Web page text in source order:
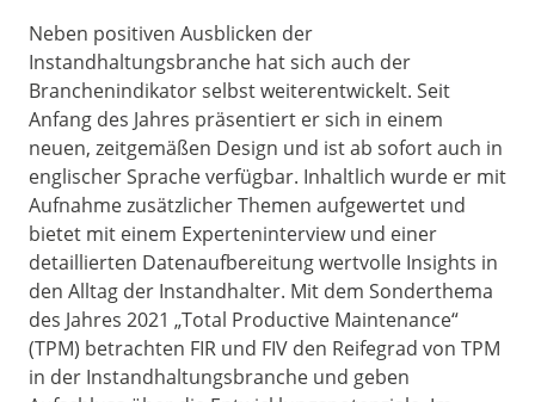
Neben positiven Ausblicken der
Instandhaltungsbranche hat sich auch der
Branchenindikator selbst weiterentwickelt. Seit
Anfang des Jahres präsentiert er sich in einem
neuen, zeitgemäßen Design und ist ab sofort auch in
englischer Sprache verfügbar. Inhaltlich wurde er mit
Aufnahme zusätzlicher Themen aufgewertet und
bietet mit einem Experteninterview und einer
detaillierten Datenaufbereitung wertvolle Insights in
den Alltag der Instandhalter. Mit dem Sonderthema
des Jahres 2021 „Total Productive Maintenance“
(TPM) betrachten FIR und FIV den Reifegrad von TPM
in der Instandhaltungsbranche und geben